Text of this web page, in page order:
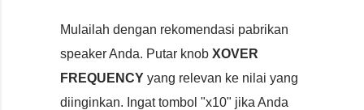
Mulailah dengan rekomendasi pabrikan
speaker Anda. Putar knob XOVER
FREQUENCY yang relevan ke nilai yang
diinginkan. Ingat tombol "x10" jika Anda